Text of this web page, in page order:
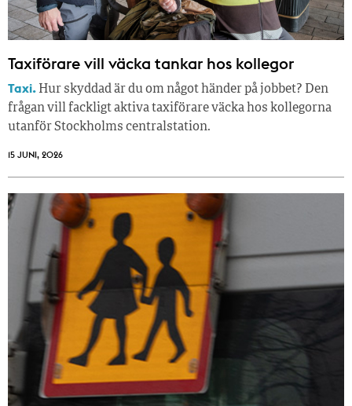
Taxiförare vill väcka tankar hos kollegor
Taxi. Hur skyddad är du om något händer på jobbet? Den
frågan vill fackligt aktiva taxiförare väcka hos kollegorna
utanför Stockholms centralstation.
15 JUNI, 2026